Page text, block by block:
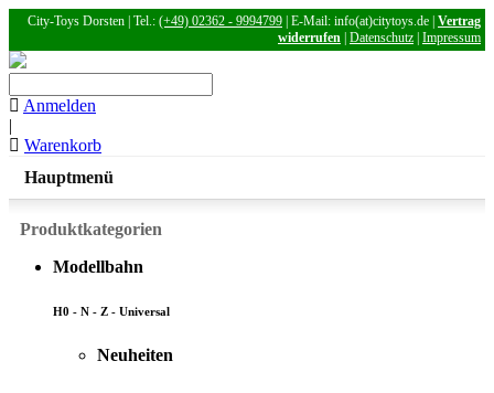
City-Toys Dorsten | Tel.: (+49) 02362 - 9994799 | E-Mail: info(at)citytoys.de | Vertrag
widerrufen Datenschutz Impressum
Anmelden
|
Warenkorb
Hauptmenü
Produktkategorien
Modellbahn
H0 - N - Z - Universal
Neuheiten